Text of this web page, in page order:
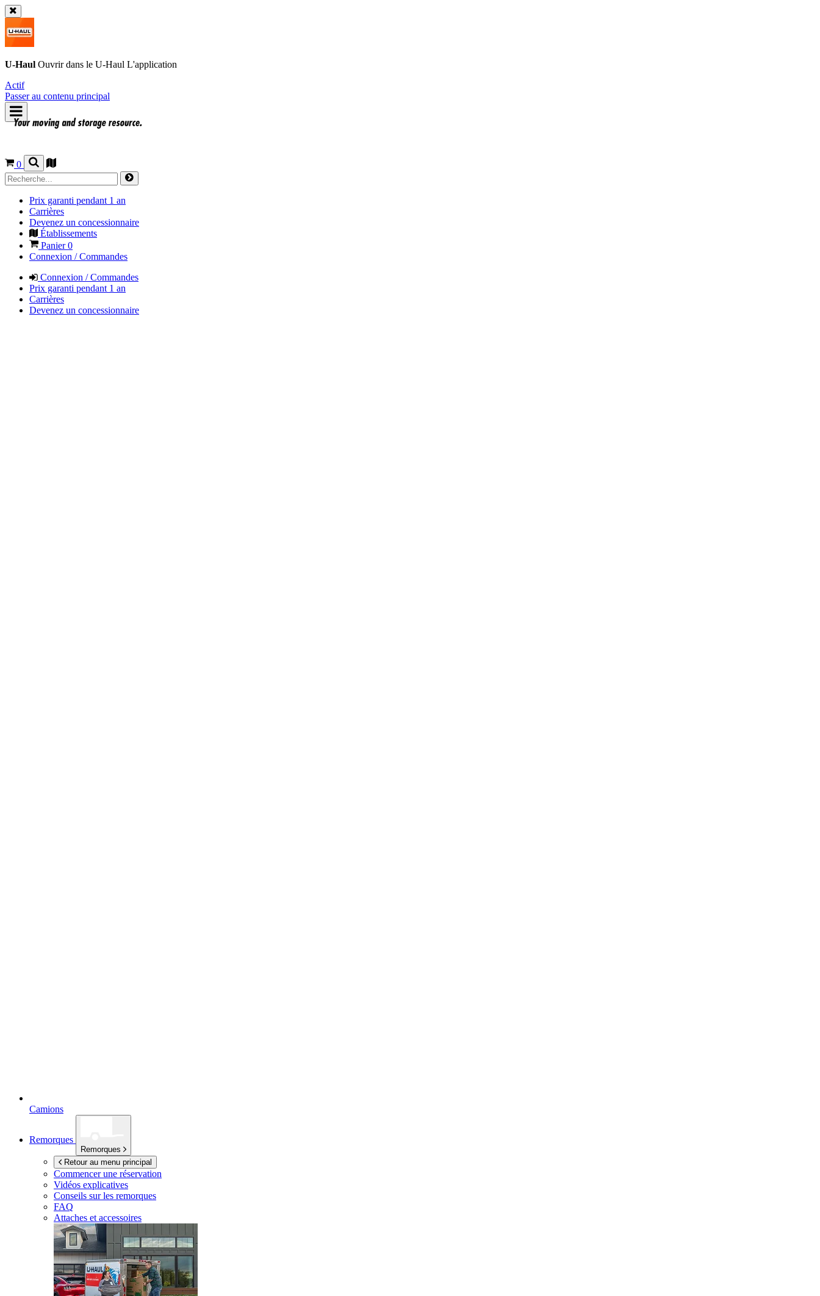
U-Haul Ouvrir dans le U-Haul L'application
Actif
Passer au contenu principal
0
Prix garanti pendant 1 an
Carrières
Devenez un concessionnaire
Établissements
Panier0
Connexion / Commandes
Connexion / Commandes
Prix garanti pendant 1 an
Carrières
Devenez un concessionnaire
Camions
Remorques
Remorques
Retour au menu principal
Commencer une réservation
Vidéos explicatives
Conseils sur les remorques
FAQ
Attaches et accessoires